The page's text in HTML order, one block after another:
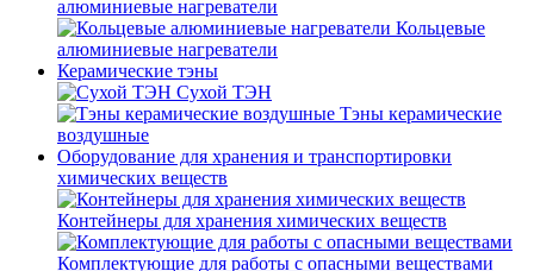
алюминиевые нагреватели
Кольцевые
алюминиевые нагреватели
Керамические тэны
Сухой ТЭН
Тэны керамические
воздушные
Оборудование для хранения и транспортировки
химических веществ
Контейнеры для хранения химических веществ
Комплектующие для работы с опасными веществами